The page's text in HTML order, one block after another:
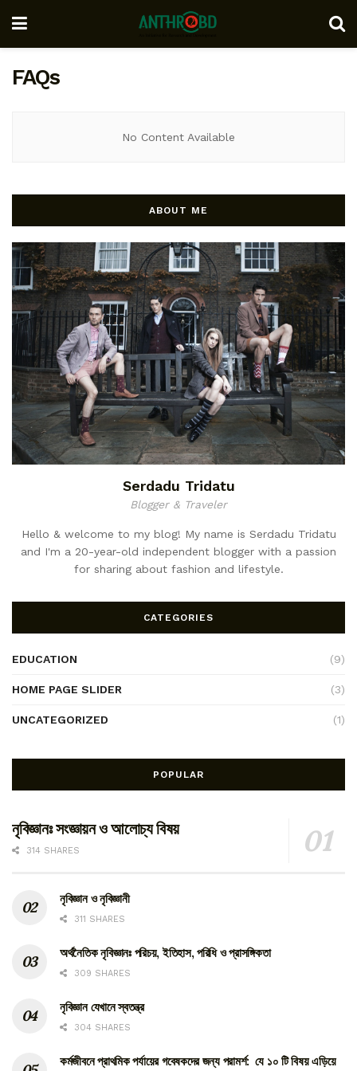
FAQs
No Content Available
ABOUT ME
Serdadu Tridatu
Blogger & Traveler
Hello & welcome to my blog! My name is Serdadu Tridatu
and I'm a 20-year-old independent blogger with a passion
for sharing about fashion and lifestyle.
CATEGORIES
EDUCATION (9)
HOME PAGE SLIDER (3)
UNCATEGORIZED (1)
POPULAR
নৃবিজ্ঞানঃ সংজ্ঞায়ন ও আলোচ্য বিষয়
314 SHARES
নৃবিজ্ঞান ও নৃবিজ্ঞানী
311 SHARES
অর্থনৈতিক নৃবিজ্ঞানঃ পরিচয়, ইতিহাস, পরিধি ও প্রাসঙ্গিকতা
309 SHARES
নৃবিজ্ঞান যেখানে স্বতন্ত্র
304 SHARES
কর্মজীবনে প্রাথমিক পর্যায়ের গবেষকদের জন্য পরামর্শ: যে ১০ টি বিষয় এড়িয়ে